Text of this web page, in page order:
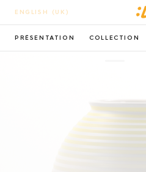
ENGLISH (UK)
PRÉSENTATION COLLECTION